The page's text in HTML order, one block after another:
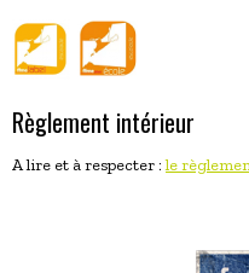
Règlement intérieur
A lire et à respecter :le